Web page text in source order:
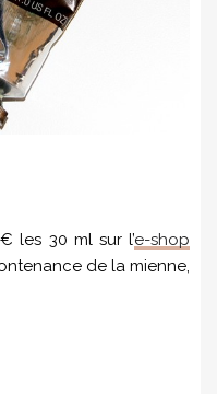
les 30 ml sur l’e-shop
de la mienne,